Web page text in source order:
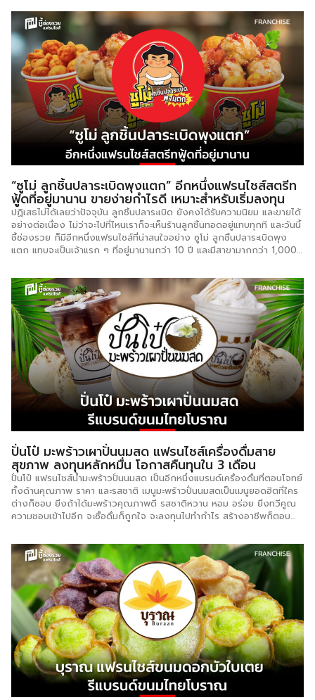
ออกแบบโมเดลให้เหมาะกับผู้ที่มีงบลงทุนจำกัด แต่ต้องการมีธุรกิจเป็นของ
ตัวเอง ด้วยความเชื่อว่า “ชานมไข่มุกอร่อยไม่จำเป็นต้องแพง” All’s จึงเน้น
คุณภาพวัตถุดิบ รสชาติกลมกล่อม และรูปแบบการขายที่เข้าถึงง่าย เมนูของ
All’s Bubble Tea มีให้เลือกหลากหลาย ทั้งกลุ่มกาแฟ, อิตาเลี่ยนโซดา,
นมสด มีเมนูน่าสนใจ เช่น ชาเขียวมะลิ, ชาไทย, ชานมไต้หวัน, ชามะนาว, น้ำ
ผึ้งมะนาว, โกโก้, ลาเต้, อเมริกาโน่, นมสดบราวน์ชูการ์ อีกทั้งยังมีท็อปปิ้งที่
มีให้เลือกเช่น มินิ(ไข่)มุก สีทอง, […]
“ซูโม่ ลูกชิ้นปลาระเบิดพุงแตก” อีกหนึ่งแฟรนไชส์สตรีท
ฟู้ดที่อยู่มานาน ขายง่ายกำไรดี เหมาะสำหรับเริ่มลงทุน
ปฏิเสธไม่ได้เลยว่าปัจจุบัน ลูกชิ้นปลาระเบิด ยังคงได้รับความนิยม และขายได้
อย่างต่อเนื่อง ไม่ว่าจะไปที่ไหนเราก็จะเห็นร้านลูกชิ้นทอดอยู่แทบทุกที และวันนี้
ชี้ช่องรวย ก็มีอีกหนึ่งแฟรนไชส์ที่น่าสนใจอย่าง ซูโม่ ลูกชิ้นปลาระเบิดพุง
แตก แทบจะเป็นเจ้าแรก ๆ ที่อยู่มานานกว่า 10 ปี และมีสาขามากกว่า 1,000
สาขาทั่วประเทศ แฟรนไชส์ ซูโม่ ลูกชิ้นปลาระเบิดพุงแตก ก่อตั้งขึ้นตั้งแต่ ปี
ลูกชิ้นปลากลมยี่ห้อเดียวที่มีจำนวนลูกมากถึง 130 ลูกทำให้ท่านขายง่าย และ
ได้กำไรมากกว่า รวมถึงมีไส้กรอกแดง หรือไส้กรอกคอกเทลในตำนานที่ขาย
ง่ายขายดี และยังมีสินค้าอื่น ๆ ให้ท่านเลือกขายเพิ่มกำไรอีกมากมาย ประกอบ
กับน้ำจิ้มรสเด็ดไม่เหมือนใครในราคาไม่แพงเลย ซูโม่ ลูกชิ้นปลาระเบิดพุงแตก
เป็นแบรนด์ที่ได้มาตรฐานที่ได้รับการรับรองจากกรมธุรกิจการค้ากระทรวง
พาณิชย์ (DBD Franchise Standard) รายการทีวีต่าง ๆ และนิตยสาร
เกี่ยวกับอาหารและการทำมาหากิน มาอย่างยาวนาน การันตีคุณภาพ และ
ความอร่อย ความสำเร็จให้อย่างมากมาย อีกทั้งโรงงานผู้ผลิตลูกชิ้น และ
ไส้กรอกได้รับมาตรฐาน อย., GMP, HACCP […]
ปั่นโป๋ มะพร้าวเผาปั่นนมสด แฟรนไชส์เครื่องดื่มสาย
สุขภาพ ลงทุนหลักหมื่น โอกาสคืนทุนใน 3 เดือน
ปั่นโป๋ แฟรนไชส์น้ำมะพร้าวปั่นนมสด เป็นอีกหนึ่งแบรนด์เครื่องดื่มที่ตอบโจทย์
ทั้งด้านคุณภาพ ราคา และรสชาติ เมนูมะพร้าวปั่นนมสดเป็นเมนูยอดฮิตที่ใคร
ต่างก็ชอบ ยิ่งถ้าได้มะพร้าวคุณภาพดี รสชาติหวาน หอม อร่อย ยิ่งทวีคูณ
ความชอบเข้าไปอีก จะซื้อดื่มก็ถูกใจ จะลงทุนไปทำกำไร สร้างอาชีพก็ตอบ
โจทย์ จุดเด่นแฟรนไชส์น้ำมะพร้าวปั่นอยู่ที่ตัวมะพร้าวน้ำหอมจากบ้านแพ้วที่สด
ให้ได้กลิ่นที่หอมมากขึ้น ทางแบรนด์จะไม่ใช้น้ำตาลหรือน้ำเชื่อม จะเน้นที่ความ
หวานและความหอมของตัวมะพร้าวโดยตรง ทำให้ลูกค้าสัมผัสถึงกลิ่นอาย
ของมะพร้าวน้ำหอมแบบเต็ม ๆ งบลงทุนเริ่มต้น 49,000 บาท สัญญา 2 ปี
ค่าต่อสัญญา 3,000 บาท (คืนเป็นวัตถุดิบ) ไม่หักค่าธรรมเนียมจากยอดขาย
ไม่มีค่าธรรมเนียมรายปี ระยะเวลาคืนทุน 1 – 3 เดือน จำนวนสาขา 200 สาขา
Size S1 – S2 ราคา 49,000 – 59,000 บาท รูปแบบเคาน์เตอร์ไม้สนนอก
[…]